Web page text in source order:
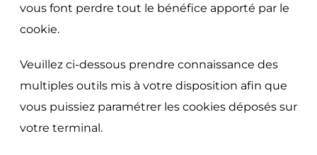
vous font perdre tout le bénéfice apporté par le
cookie.
Veuillez ci-dessous prendre connaissance des
multiples outils mis à votre disposition afin que
vous puissiez paramétrer les cookies déposés sur
votre terminal.